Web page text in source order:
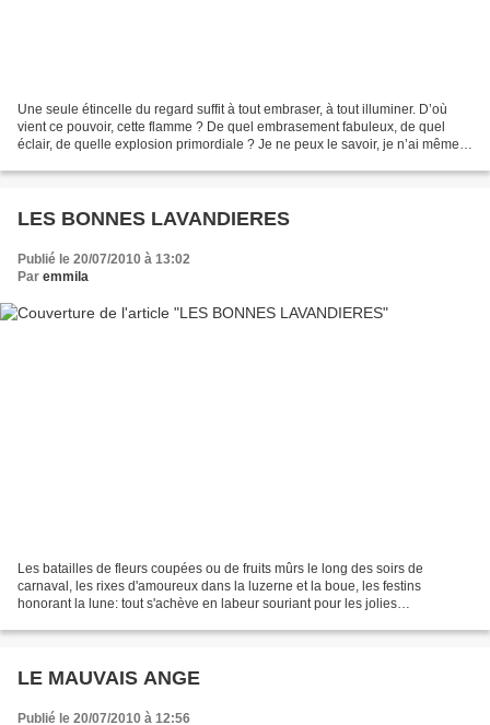
Une seule étincelle du regard suffit à tout embraser, à tout illuminer. D’où
vient ce pouvoir, cette flamme ? De quel embrasement fabuleux, de quel
éclair, de quelle explosion primordiale ? Je ne peux le savoir, je n’ai même
LES BONNES LAVANDIERES
Publié le 20/07/2010 à 13:02
Par emmila
Les batailles de fleurs coupées ou de fruits mûrs le long des soirs de
carnaval, les rixes d'amoureux dans la luzerne et la boue, les festins
honorant la lune: tout s'achève en labeur souriant pour les jolies
LE MAUVAIS ANGE
Publié le 20/07/2010 à 12:56